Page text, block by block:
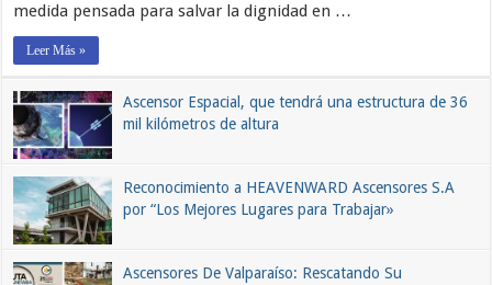
medida pensada para salvar la dignidad en …
Leer Más »
Ascensor Espacial, que tendrá una estructura de 36
mil kilómetros de altura
Reconocimiento a HEAVENWARD Ascensores S.A
por “Los Mejores Lugares para Trabajar»
Ascensores De Valparaíso: Rescatando Su